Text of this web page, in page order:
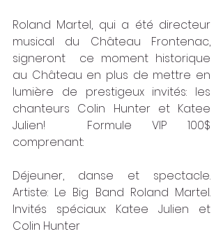
Roland Martel, qui a été directeur
musical du Château Frontenac,
signeront  ce moment historique
au Château en plus de mettre en
lumière de prestigeux invités: les
chanteurs Colin Hunter et Katee
Julien!  Formule VIP 100$
comprenant:
Déjeuner, danse et spectacle.
Artiste: Le Big Band Roland Martel.
Invités spéciaux: Katee Julien et
Colin Hunter